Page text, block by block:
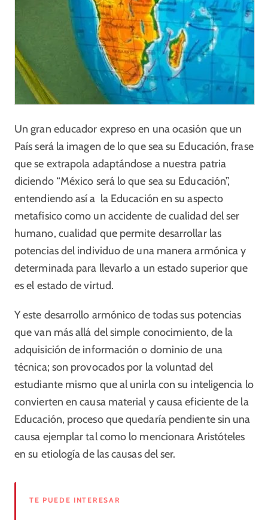
Un gran educador expreso en una ocasión que un
País será la imagen de lo que sea su Educación, frase
que se extrapola adaptándose a nuestra patria
diciendo “México será lo que sea su Educación”,
entendiendo así a la Educación en su aspecto
metafísico como un accidente de cualidad del ser
humano, cualidad que permite desarrollar las
potencias del individuo de una manera armónica y
determinada para llevarlo a un estado superior que
es el estado de virtud.
Y este desarrollo armónico de todas sus potencias
que van más allá del simple conocimiento, de la
adquisición de información o dominio de una
técnica; son provocados por la voluntad del
estudiante mismo que al unirla con su inteligencia lo
convierten en causa material y causa eficiente de la
Educación, proceso que quedaría pendiente sin una
causa ejemplar tal como lo mencionara Aristóteles
en su etiología de las causas del ser.
TE PUEDE INTERESAR